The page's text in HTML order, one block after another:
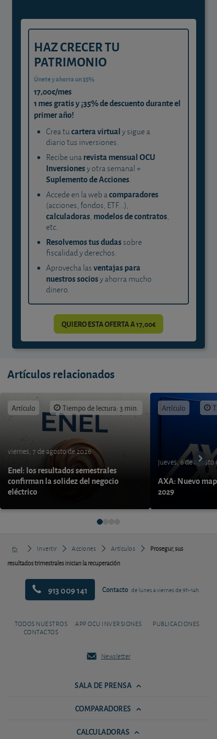
HAZ CRECER TU
PATRIMONIO
Únete y ahorra un 35%
17,00€/mes
1 mes gratis y ¡35% de descuento durante el
primer año!
Crea tucartera virtualy sigue a
diario tus inversiones.
Recibe unarevista mensual OCU
Inversionesy otra semanal +
Suplemento de Acciones.
Accede en la web acomparadores
(acciones, fondos, ETF...),
calculadoras, modelos de contratos,
etc.
Resolvemos tus dudassobre
fiscalidad y derechos.
Aprovecha lasventajas para
nuestros sociosy ahorra mucho
dinero.
QUIERO ESTA OFERTA A 17,00€
Artículos relacionados
Artículo Tiempo de lectura: 3 min.
viernes, 7 de agosto de 2026
Enel: los resultados semestrales
confirman la solidez del negocio
eléctrico
Artículo
jueves, 6 de agosto
AXA: Nuevo
2029
Invertir Acciones Artículos
Prosegur, sus
resultados trimestrales inician la recuperación
913 009 141 Contacto de lunes a viernes de 9h-14h
TODOS NUESTROS
CONTACTOS
APP OCU INVERSIONES PUBLICACIONES
Newsletter
SALA DE PRENSA
COMPARADORES
CALCULADORAS